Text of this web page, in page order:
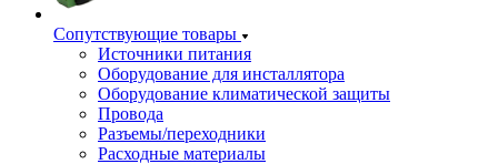
Сопутствующие товары
Источники питания
Оборудование для инсталлятора
Оборудование климатической защиты
Провода
Разъемы/переходники
Расходные материалы